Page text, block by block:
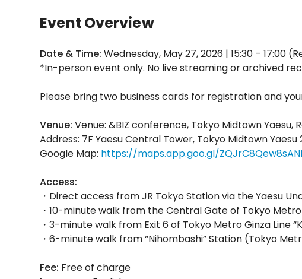
Event Overview
Date & Time:Wednesday, May 27, 2026 | 15:30 – 17:00
*In-person event only. No live streaming or archived
Please bring two business cards for registration and
Venue: Venue: &BIZ conference, Tokyo Midtown Yaesu,
Address: 7F Yaesu Central Tower, Tokyo Midtown
Google Map: https://maps.app.goo.gl/
Access:
・Direct access from JR Tokyo Station via the Yaesu
・10-minute walk from the Central Gate of Tokyo
・3-minute walk from Exit 6 of Tokyo Metro Ginza Line
・6-minute walk from “Nihombashi” Station (Tokyo
Fee: Free of charge